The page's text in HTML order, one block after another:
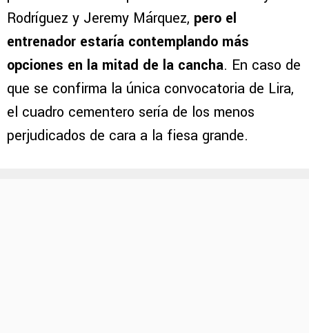
Rodríguez y Jeremy Márquez, pero el
entrenador estaría contemplando más
opciones en la mitad de la cancha. En caso de
que se confirma la única convocatoria de Lira,
el cuadro cementero sería de los menos
perjudicados de cara a la fiesa grande.